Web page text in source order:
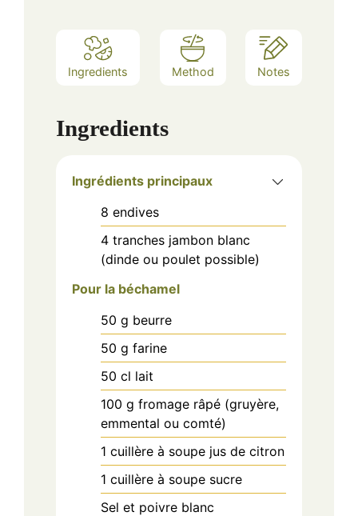
Ingredients Method Notes
Ingredients
Ingrédients principaux
8 endives
4 tranches jambon blanc
(dinde ou poulet possible)
Pour la béchamel
50 g beurre
50 g farine
50 cl lait
100 g fromage râpé (gruyère,
emmental ou comté)
1 cuillère à soupe jus de citron
1 cuillère à soupe sucre
Sel et poivre blanc